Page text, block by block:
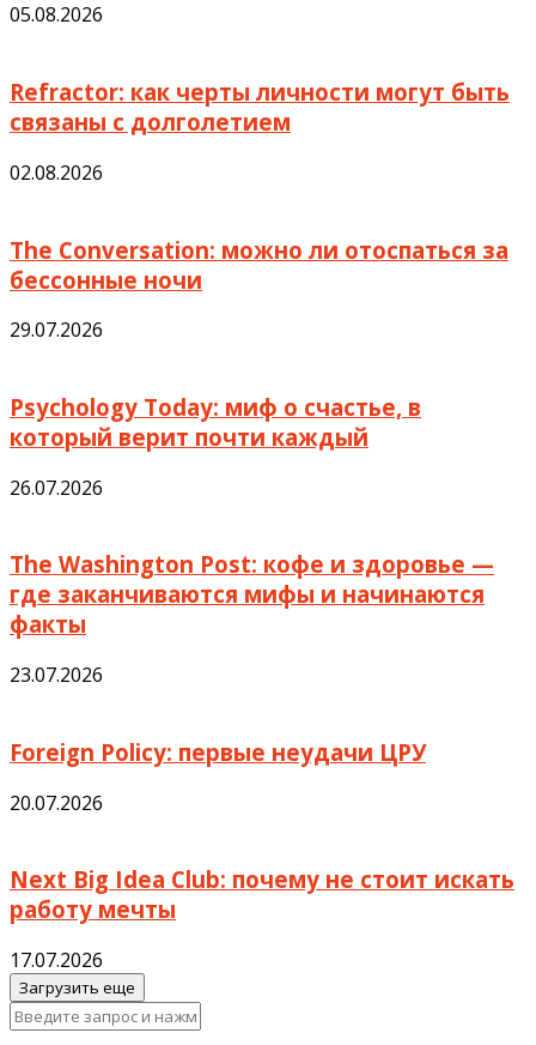
05.08.2026
Refractor: как черты личности могут быть
связаны с долголетием
02.08.2026
The Conversation: можно ли отоспаться за
бессонные ночи
29.07.2026
Psychology Today: миф о счастье, в
который верит почти каждый
26.07.2026
The Washington Post: кофе и здоровье —
где заканчиваются мифы и начинаются
факты
23.07.2026
Foreign Policy: первые неудачи ЦРУ
20.07.2026
Next Big Idea Club: почему не стоит искать
работу мечты
17.07.2026
Загрузить еще